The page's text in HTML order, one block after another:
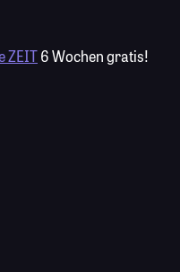
ZEIT6 Wochen gratis!